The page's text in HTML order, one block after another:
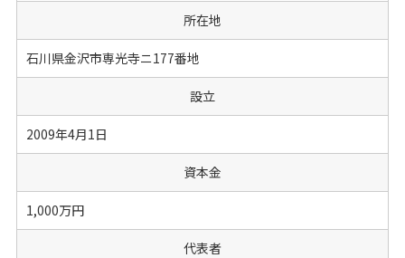
所在地
石川県金沢市専光寺ニ177番地
設立
2009年4月1日
資本金
1,000万円
代表者